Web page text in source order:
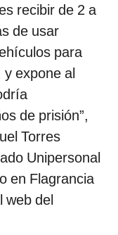
recibir de 2 a
de usar
para
expone al
de prisión”,
Torres
Unipersonal
en Flagrancia
web del